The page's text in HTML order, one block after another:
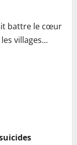
battre le cœur
villages...